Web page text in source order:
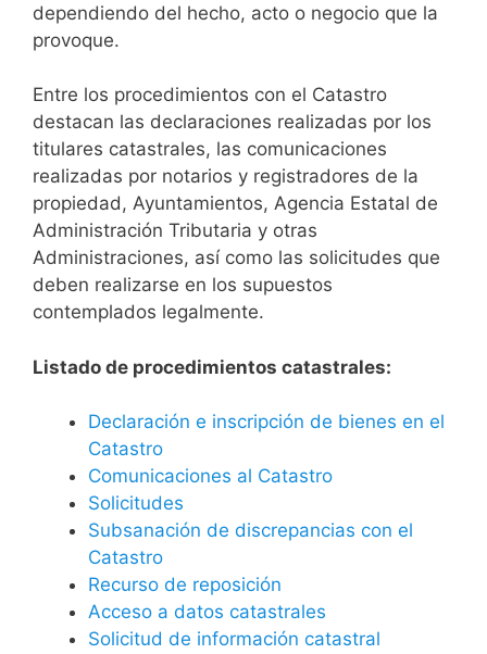
dependiendo del hecho, acto o negocio que la
provoque.
Entre los procedimientos con el Catastro
destacan las declaraciones realizadas por los
titulares catastrales, las comunicaciones
realizadas por notarios y registradores de la
propiedad, Ayuntamientos, Agencia Estatal de
Administración Tributaria y otras
Administraciones, así como las solicitudes que
deben realizarse en los supuestos
contemplados legalmente.
Listado de procedimientos catastrales:
Declaración e inscripción de bienes en el
Catastro
Comunicaciones al Catastro
Solicitudes
Subsanación de discrepancias con el
Catastro
Recurso de reposición
Acceso a datos catastrales
Solicitud de información catastral